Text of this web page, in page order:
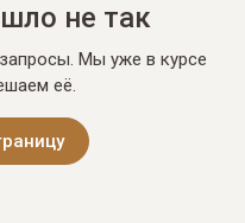
не так
Мы уже в курсе
её.